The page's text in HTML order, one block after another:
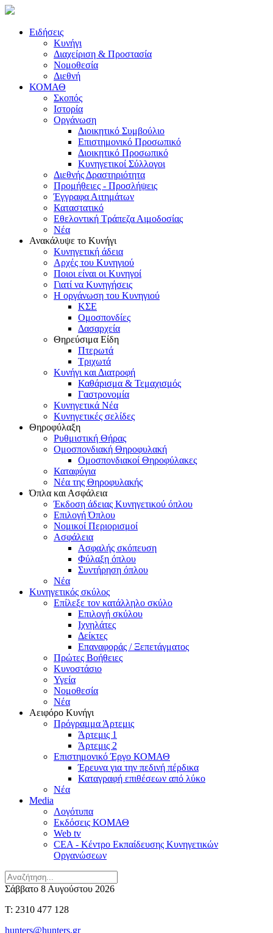
Ειδήσεις
Κυνήγι
Διαχείριση & Προστασία
Νομοθεσία
Διεθνή
ΚΟΜΑΘ
Σκοπός
Ιστορία
Οργάνωση
Διοικητικό Συμβούλιο
Επιστημονικό Προσωπικό
Διοικητικό Προσωπικό
Κυνηγετικοί Σύλλογοι
Διεθνής Δραστηριότητα
Προμήθειες - Προσλήψεις
Έγγραφα Αιτημάτων
Καταστατικό
Εθελοντική Τράπεζα Αιμοδοσίας
Νέα
Ανακάλυψε το Κυνήγι
Κυνηγετική άδεια
Αρχές του Κυνηγιού
Ποιοι είναι οι Κυνηγοί
Γιατί να Κυνηγήσεις
Η οργάνωση του Κυνηγιού
ΚΣΕ
Ομοσπονδίες
Δασαρχεία
Θηρεύσιμα Είδη
Πτερωτά
Τριχωτά
Κυνήγι και Διατροφή
Καθάρισμα & Τεμαχισμός
Γαστρονομία
Κυνηγετικά Νέα
Κυνηγετικές σελίδες
Θηροφύλαξη
Ρυθμιστική Θήρας
Ομοσπονδιακή Θηροφυλακή
Oμοσπονδιακοί Θηροφύλακες
Καταφύγια
Νέα της Θηροφυλακής
Όπλα και Ασφάλεια
Έκδοση άδειας Κυνηγετικού όπλου
Επιλογή Όπλου
Νομικοί Περιορισμοί
Ασφάλεια
Ασφαλής σκόπευση
Φύλαξη όπλου
Συντήρηση όπλου
Νέα
Κυνηγετικός σκύλος
Επίλεξε τον κατάλληλο σκύλο
Επιλογή σκύλου
Ιχνηλάτες
Δείκτες
Επαναφοράς / Ξεπετάγματος
Πρώτες Βοήθειες
Κυνοστάσιο
Υγεία
Νομοθεσία
Νέα
Αειφόρο Κυνήγι
Πρόγραμμα Άρτεμις
Άρτεμις 1
Άρτεμις 2
Επιστημονικό Έργο ΚΟΜΑΘ
Έρευνα για την πεδινή πέρδικα
Καταγραφή επιθέσεων από λύκο
Νέα
Media
Λογότυπα
Εκδόσεις ΚΟΜΑΘ
Web tv
CEA - Κέντρο Εκπαίδευσης Κυνηγετικών
Οργανώσεων
Σάββατο 8 Αυγούστου 2026
T: 2310 477 128
hunters@hunters.gr